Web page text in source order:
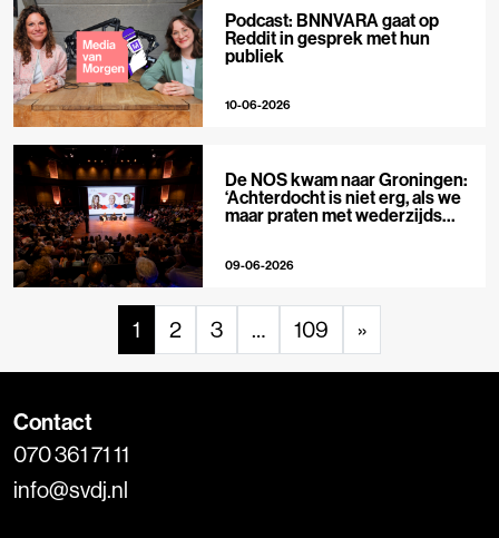
Podcast: BNNVARA gaat op
Reddit in gesprek met hun
publiek
10-06-2026
De NOS kwam naar Groningen:
‘Achterdocht is niet erg, als we
maar praten met wederzijds
09-06-2026
1 2 3 … 109 »
Contact
070 361 71 11
info@svdj.nl